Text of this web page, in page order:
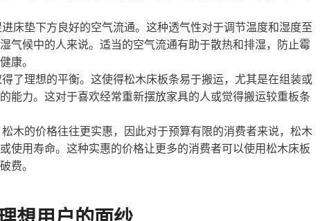
床垫下方良好的空气流通。这种透气性对于调节温度和湿度至
气候中的人来说。适当的空气流通有助于散热和排湿，防止霉
康。
了理想的平衡。这使得松木床板条易于搬运，尤其是在组装或
能力。这对于喜欢经常重新摆放家具的人或觉得搬运较重板条
木的价格往往更实惠，因此对于预算有限的消费者来说，松木
使用寿命。这种实惠的价格让更多的消费者可以使用松木床板
费。